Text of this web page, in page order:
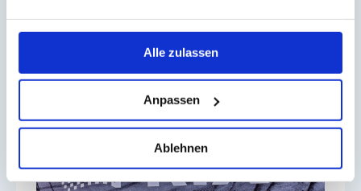
Alle zulassen
Anpassen
Ablehnen
• Produktivität & Skalierung stehen im Zentrum